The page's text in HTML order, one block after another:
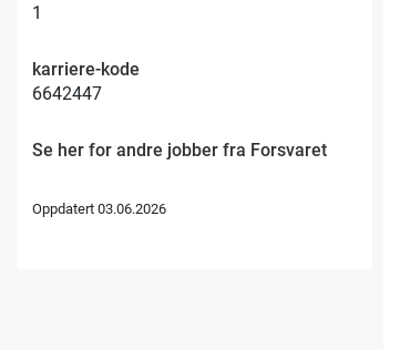
1
karriere-kode
6642447
Se her for andre jobber fra Forsvaret
Oppdatert 03.06.2026